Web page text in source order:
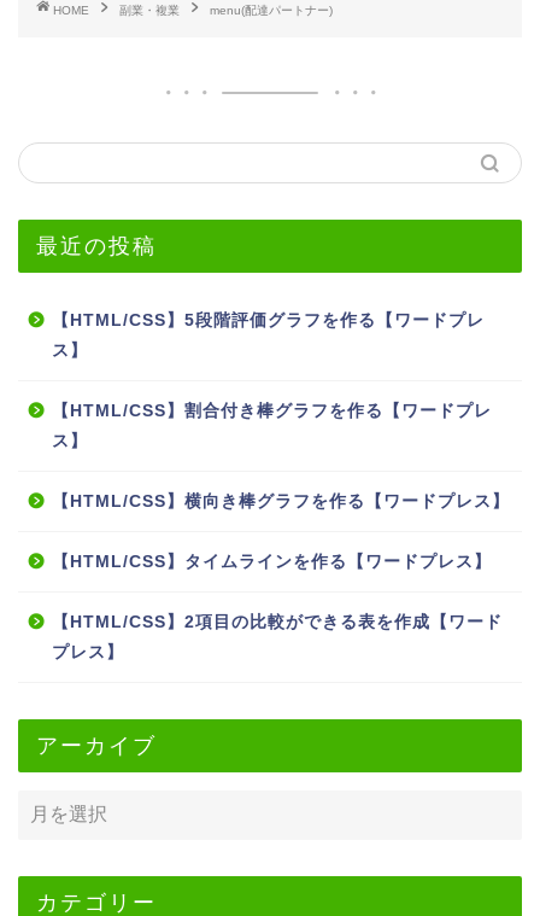
HOME 副業・複業 menu(配達パートナー)
最近の投稿
【HTML/CSS】5段階評価グラフを作る【ワードプレ
ス】
【HTML/CSS】割合付き棒グラフを作る【ワードプレ
ス】
【HTML/CSS】横向き棒グラフを作る【ワードプレス】
【HTML/CSS】タイムラインを作る【ワードプレス】
【HTML/CSS】2項目の比較ができる表を作成【ワード
プレス】
アーカイブ
カテゴリー